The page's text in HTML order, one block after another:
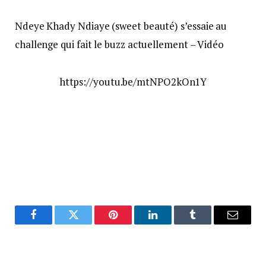
Ndeye Khady Ndiaye (sweet beauté) s’essaie au
challenge qui fait le buzz actuellement – Vidéo
https://youtu.be/mtNPO2kOn1Y
FacebookTwitter Pinterest LinkedInTumblr
E-